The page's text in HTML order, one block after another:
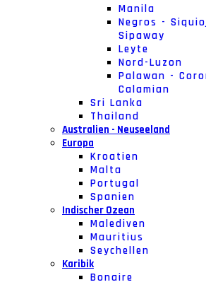
Manila
Negros -
Sipaway
Leyte
Nord-Luzon
Palawan -
Calamian
Sri Lanka
Thailand
Australien - Neuseeland
Europa
Kroatien
Malta
Portugal
Spanien
Indischer Ozean
Malediven
Mauritius
Seychellen
Karibik
Bonaire